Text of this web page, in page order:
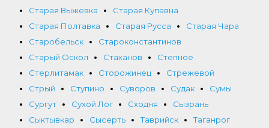
Старая Выжевка
Старая Купавна
Старая Полтавка
Старая Русса
Старая Чара
Старобельск
Староконстантинов
Старый Оскол
Стаханов
Степное
Стерлитамак
Сторожинец
Стрежевой
Стрый
Ступино Суворов Судак
Сумы
Сургут
Сухой Лог Сходня
Сызрань
Сыктывкар
Сысерть Таврийск
Таганрог